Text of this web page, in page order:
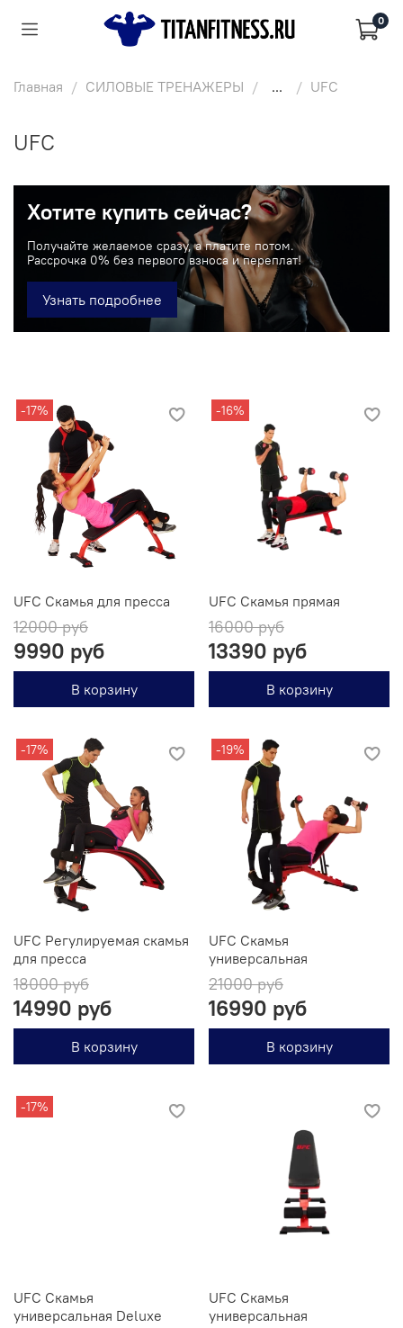
0
Главная СИЛОВЫЕ ТРЕНАЖЕРЫ ... UFC
UFC
Хотите купить сейчас?
Получайте желаемое сразу, а платите потом.
Рассрочка 0% без первого взноса и переплат!
Узнать подробнее
-17%
UFC Скамья для пресса
12000 руб
9990 руб
В корзину
-16%
UFC Скамья прямая
16000 руб
13390 руб
В корзину
-17%
UFC Регулируемая скамья
для пресса
18000 руб
14990 руб
В корзину
-19%
UFC Скамья
универсальная
21000 руб
16990 руб
В корзину
-17%
UFC Скамья
универсальная Deluxe
UFC Скамья
универсальная